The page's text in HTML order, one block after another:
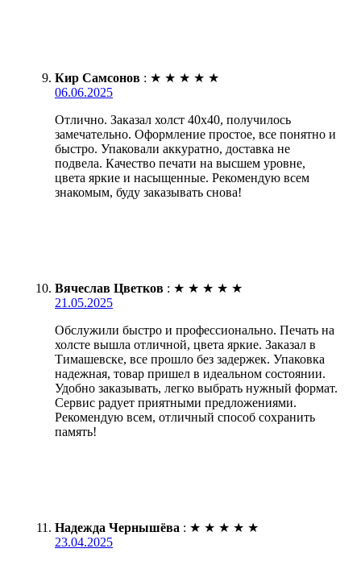
Кир Самсонов : ★ ★ ★ ★ ★
06.06.2025
Отлично. Заказал холст 40х40, получилось
замечательно. Оформление простое, все понятно и
быстро. Упаковали аккуратно, доставка не
подвела. Качество печати на высшем уровне,
цвета яркие и насыщенные. Рекомендую всем
знакомым, буду заказывать снова!
Вячеслав Цветков : ★ ★ ★ ★ ★
21.05.2025
Обслужили быстро и профессионально. Печать на
холсте вышла отличной, цвета яркие. Заказал в
Тимашевске, все прошло без задержек. Упаковка
надежная, товар пришел в идеальном состоянии.
Удобно заказывать, легко выбрать нужный формат.
Сервис радует приятными предложениями.
Рекомендую всем, отличный способ сохранить
память!
Надежда Чернышёва : ★ ★ ★ ★ ★
23.04.2025